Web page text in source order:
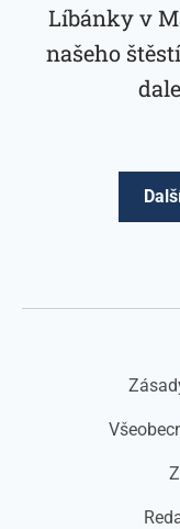
Líbánky v
našeho